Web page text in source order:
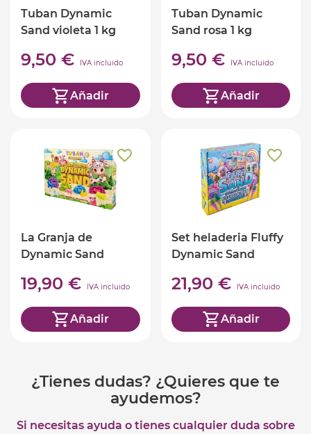
Tuban Dynamic
Sand violeta 1 kg
9,50 € IVA incluido
Añadir
Tuban Dynamic
Sand rosa 1 kg
9,50 € IVA incluido
Añadir
La Granja de
Dynamic Sand
19,90 € IVA incluido
Añadir
Set heladeria Fluffy
Dynamic Sand
21,90 € IVA incluido
Añadir
¿Tienes dudas? ¿Quieres que te
ayudemos?
Si necesitas ayuda o tienes cualquier duda sobre